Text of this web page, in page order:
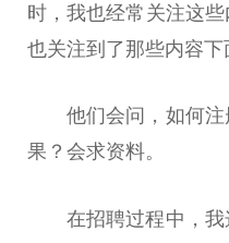
时，我也经常关注这
也关注到了那些内容下
他们会问，如何
果？会求资料。
在招聘过程中，